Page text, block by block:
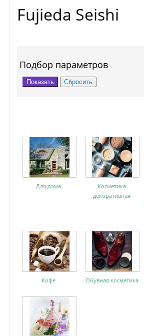
Fujieda Seishi
Подбор параметров
Для дома
Косметика
декоративная
Кофе Обувная косметика